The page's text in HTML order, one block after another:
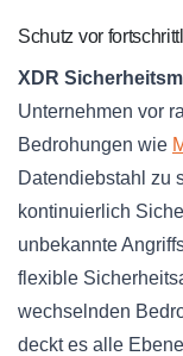
Schutz vor
XDR
Unternehmen vor
Bedrohungen wie
Datendiebstahl zu
kontinuierlich
unbekannte
flexible
wechselnden
deckt es alle